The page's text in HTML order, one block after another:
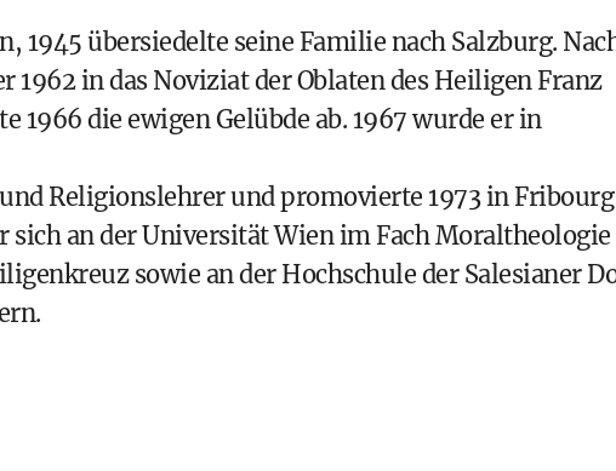
1945 übersiedelte seine Familie nach Salzburg.
in das Noviziat der Oblaten des Heiligen Franz
1966 die ewigen Gelübde ab. 1967 wurde er in
Religionslehrer und promovierte 1973 in
an der Universität Wien im Fach Moraltheologie
sowie an der Hochschule der Salesianer